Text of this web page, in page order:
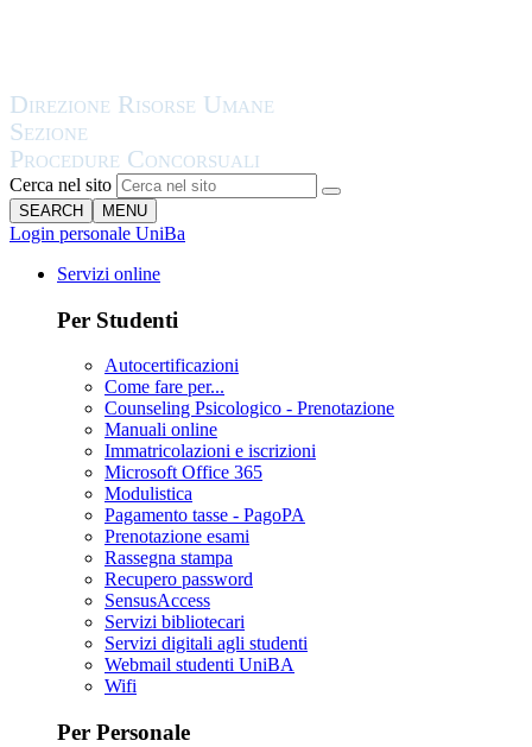
Cerca nel sito
SEARCH MENU
Login personale UniBa
Servizi online
Per Studenti
Autocertificazioni
Come fare per...
Counseling Psicologico - Prenotazione
Manuali online
Immatricolazioni e iscrizioni
Microsoft Office 365
Modulistica
Pagamento tasse - PagoPA
Prenotazione esami
Rassegna stampa
Recupero password
SensusAccess
Servizi bibliotecari
Servizi digitali agli studenti
Webmail studenti UniBA
Wifi
Per Personale